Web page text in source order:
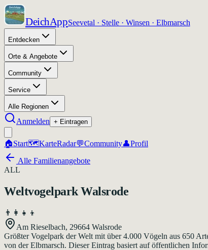
DeichAppSeevetal · Stelle · Winsen · Elbmarsch
Entdecken
Orte & Angebote
Community
Service
Alle Regionen
Anmelden + Eintragen
🏠Start🗺️KarteRadar💬Community👤Profil
Alle Familienangebote
ALL
Weltvogelpark Walsrode
👨‍👩‍👧‍👦
Am Rieselbach, 29664 Walsrode
Größter Vogelpark der Welt mit über 4.000 Vögeln aus 650
von der Elbmarsch. Dieser Eintrag basiert auf öffentlichen